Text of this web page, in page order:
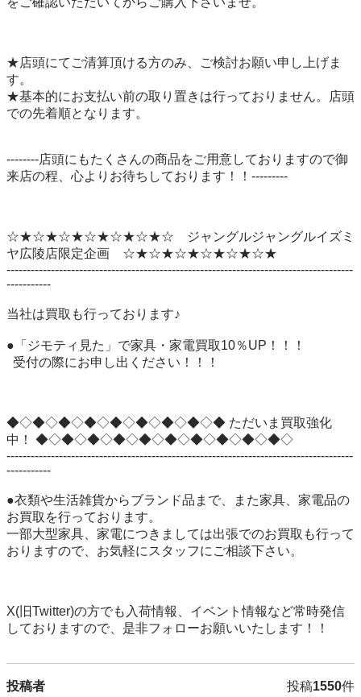
★店頭にてご清算頂ける方のみ、ご検討お願い申し上げま
す。
★基本的にお支払い前の取り置きは行っておりません。店頭
での先着順となります。
--------店頭にもたくさんの商品をご用意しておりますので御
来店の程、心よりお待ちしております！！---------
☆★☆★☆★☆★☆★☆★☆　ジャングルジャングルイズミ
ヤ広陵店限定企画　☆★☆★☆★☆★☆★☆★
--------------------------------------------------------------------------------------
-----------
当社は買取も行っております♪
●「ジモティ見た」で家具・家電買取10％UP！！！
◆◇◆◇◆◇◆◇◆◇◆◇◆◇◆◇◆ ただいま買取強化
中！ ◆◇◆◇◆◇◆◇◆◇◆◇◆◇◆◇◆◇◆◇
--------------------------------------------------------------------------------------
-----------
●衣類や生活雑貨からブランド品まで、また家具、家電品の
お買取を行っております。
一部大型家具、家電につきましては出張でのお買取も行って
おりますので、お気軽にスタッフにご相談下さい。
X(旧Twitter)の方でも入荷情報、イベント情報など常時発信
しておりますので、是非フォローお願いいたします！！
投稿者 投稿1550件